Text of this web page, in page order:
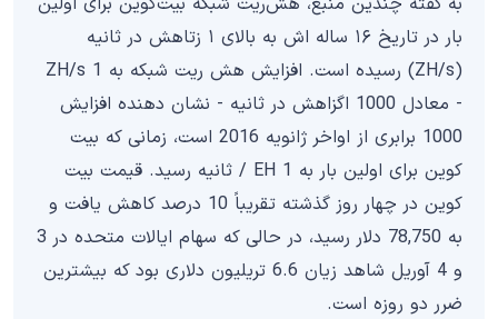
بار در تاریخ ۱۶ ساله اش به بالای ۱ زتاهش در ثانیه
(ZH/s) رسیده است. افزایش هش ریت شبکه به 1 ZH/s
- معادل 1000 اگزاهش در ثانیه - نشان دهنده افزایش
1000 برابری از اواخر ژانویه 2016 است، زمانی که بیت
کوین برای اولین بار به 1 EH / ثانیه رسید. قیمت بیت
کوین در چهار روز گذشته تقریباً 10 درصد کاهش یافت و
به 78,750 دلار رسید، در حالی که سهام ایالات متحده در 3
و 4 آوریل شاهد زیان 6.6 تریلیون دلاری بود که بیشترین
ضرر دو روزه است.